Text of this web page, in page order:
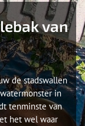
van
de stadswallen
in
tenminste van
het wel waar